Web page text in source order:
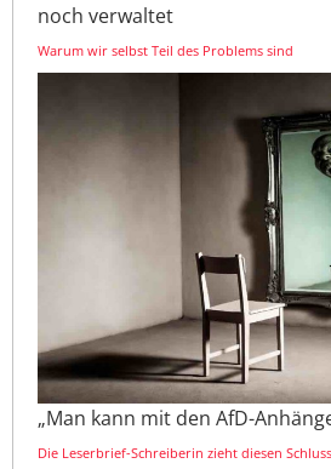
noch verwaltet
Warum wir selbst Teil des Problems sind
„Man kann mit den AfD-
Die Leserbrief-Schreiberin zieht diesen